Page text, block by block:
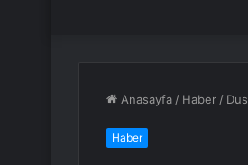
Anasayfa / Haber /
Haber